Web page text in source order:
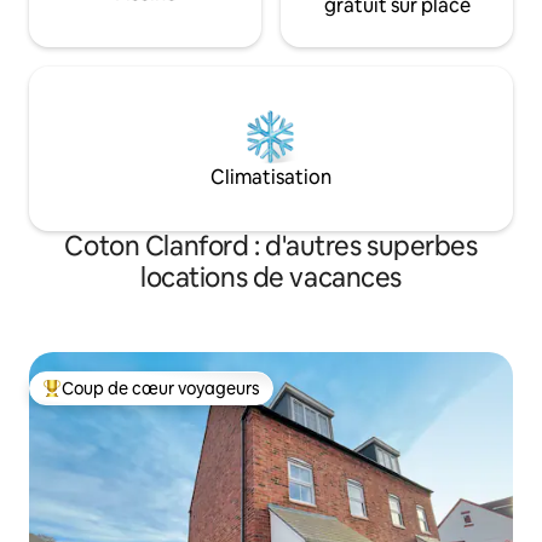
Climatisation
Coton Clanford : d'autres superbes
locations de vacances
Coups de cœur voyageurs les plus appréciés
Coup de cœur voyageurs